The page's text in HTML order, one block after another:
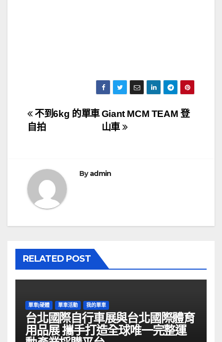
文
章
覽
Giant MCM TEAM 登
山車
不到6kg 的單車
自拍
Byadmin
RELATED POST
單車|硬體 單車活動 我的單車
台北國際自行車展與台北國際體育
用品展 攜手打造全球唯一完整運